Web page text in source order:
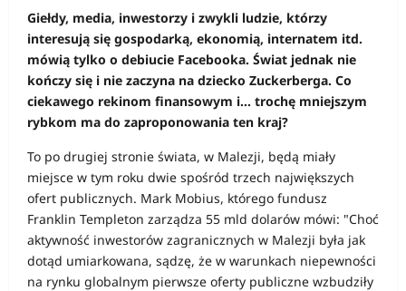
Giełdy, media, inwestorzy i zwykli ludzie, którzy
interesują się gospodarką, ekonomią, internatem itd.
mówią tylko o debiucie Facebooka. Świat jednak nie
kończy się i nie zaczyna na dziecko Zuckerberga. Co
ciekawego rekinom finansowym i… trochę mniejszym
rybkom ma do zaproponowania ten kraj?
To po drugiej stronie świata, w Malezji, będą miały
miejsce w tym roku dwie spośród trzech największych
ofert publicznych. Mark Mobius, którego fundusz
Franklin Templeton zarządza 55 mld dolarów mówi: "Choć
aktywność inwestorów zagranicznych w Malezji była jak
dotąd umiarkowana, sądzę, że w warunkach niepewności
na rynku globalnym pierwsze oferty publiczne wzbudziły